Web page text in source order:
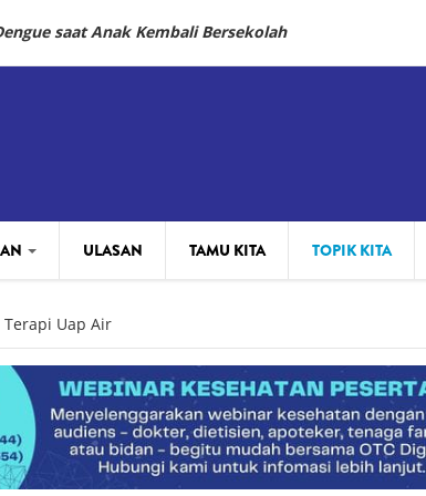
saat Anak Kembali Bersekolah
ULASAN TAMU KITA TOPIK KITA
Terapi Uap Air